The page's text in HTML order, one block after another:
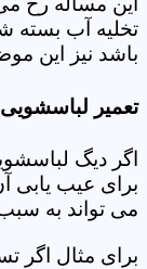
تخلیه آب بسته
باشد نیز این
تعمیر
اگر دیگ
برای عیب یابی
می تواند به
برای مثال اگر